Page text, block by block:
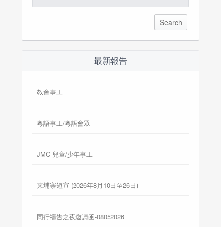
for:
最新報告
教會事工
粵語事工/粵語會眾
JMC-兒童/少年事工
柬埔寨短宣 (2026年8月10日至26日)
同行禱告之夜邀請函-08052026